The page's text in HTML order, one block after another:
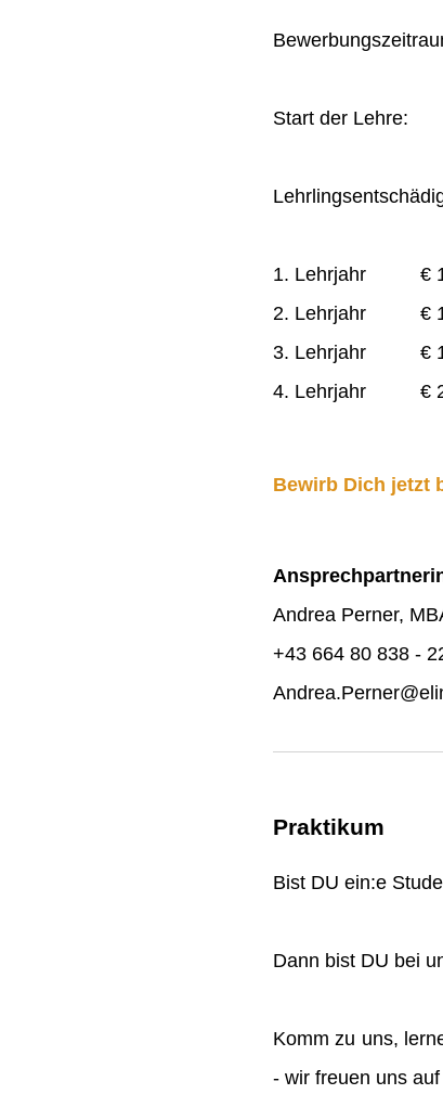
Start der
1. Lehrjahr €
2. Lehrjahr €
3. Lehrjahr €
4. Lehrjahr €
Bewirb Dich jetzt
Andrea Perner,
+43 664 80 838 -
Praktikum
Bist DU ein:e
Dann bist DU bei
Komm zu uns,
- wir freuen uns